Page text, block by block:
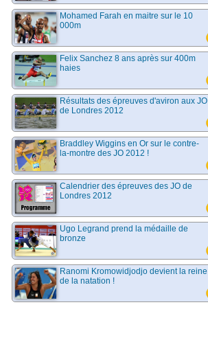
Mohamed Farah en maitre sur le 10
000m
Felix Sanchez 8 ans après sur 400m
haies
Résultats des épreuves d'aviron aux JO
de Londres 2012
Braddley Wiggins en Or sur le contre-
la-montre des JO 2012 !
Calendrier des épreuves des JO de
Londres 2012
Ugo Legrand prend la médaille de
bronze
Ranomi Kromowidjodjo devient la reine
de la natation !